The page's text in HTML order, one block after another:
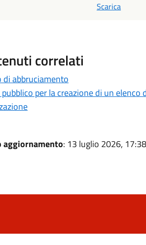
Scarica
correlati
di abbruciamento
per la creazione di un
aggiornamento: 13 luglio 2026, 17:38